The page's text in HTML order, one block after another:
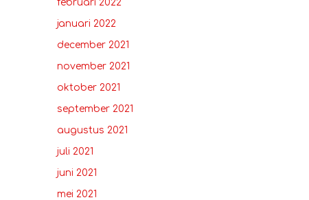
februari 2022
januari 2022
december 2021
november 2021
oktober 2021
september 2021
augustus 2021
juli 2021
juni 2021
mei 2021